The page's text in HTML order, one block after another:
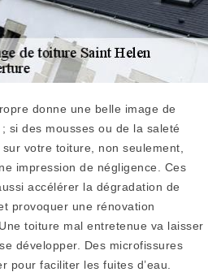
donne une belle image de
si des mousses ou de la saleté
sur votre toiture, non seulement,
impression de négligence. Ces
accélérer la dégradation de
provoquer une rénovation
toiture mal entretenue va laisser
développer. Des microfissures
pour faciliter les fuites d’eau.